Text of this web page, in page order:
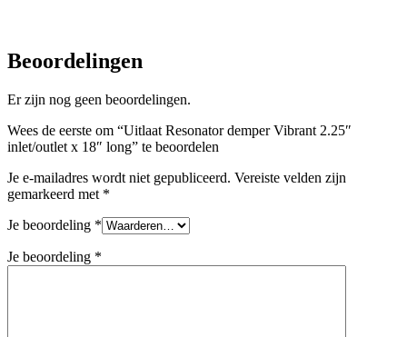
Beoordelingen
Er zijn nog geen beoordelingen.
Wees de eerste om “Uitlaat Resonator demper Vibrant 2.25″
inlet/outlet x 18″ long” te beoordelen
Je e-mailadres wordt niet gepubliceerd. Vereiste velden zijn
gemarkeerd met *
Je beoordeling *
Je beoordeling *